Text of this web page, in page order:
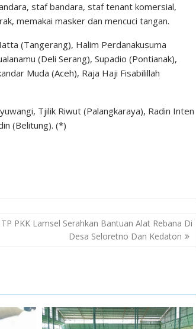
staf bandara, staf tenant komersial,
memakai masker dan mencuci tangan.
(Tangerang), Halim Perdanakusuma
(Deli Serang), Supadio (Pontianak),
Muda (Aceh), Raja Haji Fisabilillah
Tjilik Riwut (Palangkaraya), Radin Inten
(Belitung). (*)
TP PKK Lamsel Serahkan Bantuan Alat Rebana Di
Desa Seloretno Dan Kedaton